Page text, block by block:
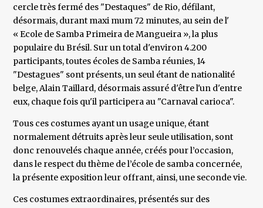
cercle très fermé des "Destaques" de Rio, défilant,
désormais, durant maxi mum 72 minutes, au sein de l'
« Ecole de Samba Primeira de Mangueira », la plus
populaire du Brésil. Sur un total d'environ 4.200
participants, toutes écoles de Samba réunies, 14
"Destagues" sont présents, un seul étant de nationalité
belge, Alain Taillard, désormais assuré d'être l'un d'entre
eux, chaque fois qu'il participera au "Carnaval carioca".
Tous ces costumes ayant un usage unique, étant
normalement détruits après leur seule utilisation, sont
donc renouvelés chaque année, créés pour l’occasion,
dans le respect du thème de l’école de samba concernée,
la présente exposition leur offrant, ainsi, une seconde vie.
Ces costumes extraordinaires, présentés sur des